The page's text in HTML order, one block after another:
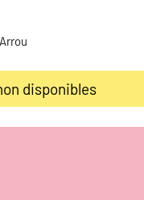
disponibles